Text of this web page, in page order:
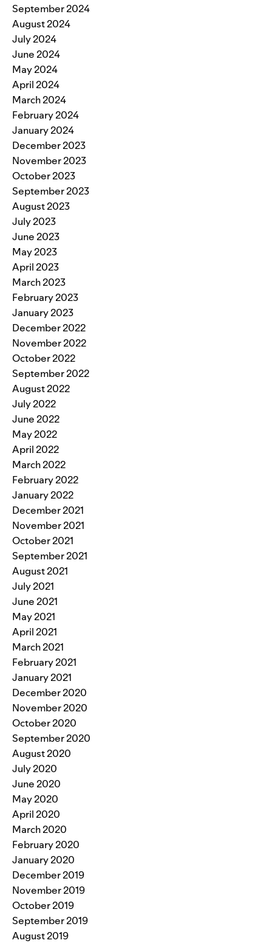
September 2024
August 2024
July 2024
June 2024
May 2024
April 2024
March 2024
February 2024
January 2024
December 2023
November 2023
October 2023
September 2023
August 2023
July 2023
June 2023
May 2023
April 2023
March 2023
February 2023
January 2023
December 2022
November 2022
October 2022
September 2022
August 2022
July 2022
June 2022
May 2022
April 2022
March 2022
February 2022
January 2022
December 2021
November 2021
October 2021
September 2021
August 2021
July 2021
June 2021
May 2021
April 2021
March 2021
February 2021
January 2021
December 2020
November 2020
October 2020
September 2020
August 2020
July 2020
June 2020
May 2020
April 2020
March 2020
February 2020
January 2020
December 2019
November 2019
October 2019
September 2019
August 2019